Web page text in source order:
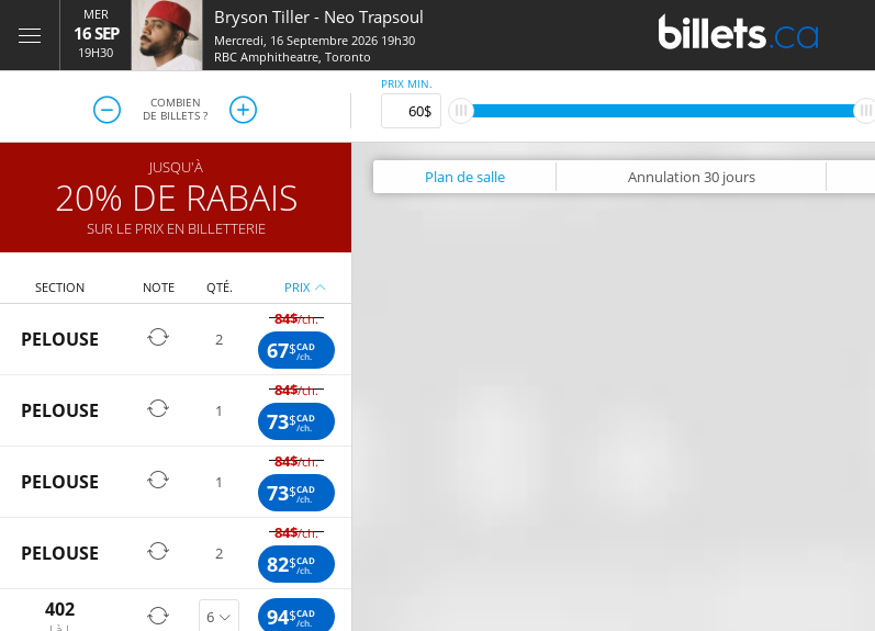
MER
16 SEP
19H30
Bryson Tiller - Neo Trapsoul
Mercredi, 16 Septembre 2026 19h30
RBC Amphitheatre, Toronto
COMBIEN
DE BILLETS ?
PRIX MIN.
JUSQU'À
20% DE RABAIS
SUR LE PRIX EN BILLETTERIE
SECTION NOTE QTÉ. PRIX
PELOUSE 2
84$/ch.
67$CAD
/ch.
PELOUSE 1
84$/ch.
73$CAD
/ch.
PELOUSE 1
84$/ch.
73$CAD
/ch.
PELOUSE 2
84$/ch.
82$CAD
/ch.
402 94$CAD
/ch.
Plan de salle Annulation 30 jours